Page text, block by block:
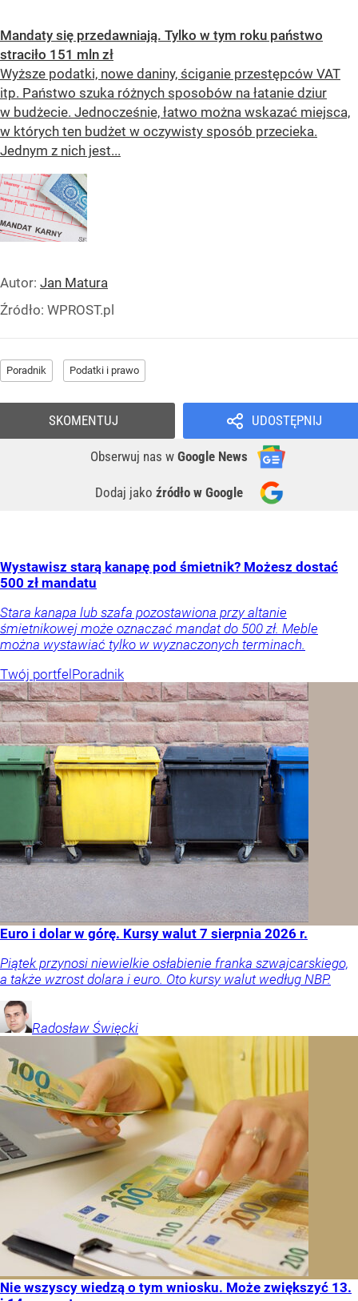
Mandaty się przedawniają. Tylko w tym roku państwo
straciło 151 mln zł
Wyższe podatki, nowe daniny, ściganie przestępców VAT
itp. Państwo szuka różnych sposobów na łatanie dziur
w budżecie. Jednocześnie, łatwo można wskazać miejsca,
w których ten budżet w oczywisty sposób przecieka.
Jednym z nich jest...
Autor: Jan Matura
Źródło: WPROST.pl
Poradnik Podatki i prawo
UDOSTĘPNIJ
Obserwuj nas w Google News
Dodaj jako źródło w Google
SKOMENTUJ
Wystawisz starą kanapę pod śmietnik? Możesz dostać
500 zł mandatu
Stara kanapa lub szafa pozostawiona przy altanie
śmietnikowej może oznaczać mandat do 500 zł. Meble
można wystawiać tylko w wyznaczonych terminach.
Twój portfel Poradnik
Euro i dolar w górę. Kursy walut 7 sierpnia 2026 r.
Piątek przynosi niewielkie osłabienie franka szwajcarskiego,
a także wzrost dolara i euro. Oto kursy walut według NBP.
Radosław Święcki
Nie wszyscy wiedzą o tym wniosku. Może zwiększyć 13.